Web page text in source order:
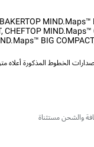
BAKERTOP MIND.Maps™
, CHEFTOP MIND.Maps™
BIG COMPACT
الخطوط المذكورة أعلاه
والشحن مستثناة